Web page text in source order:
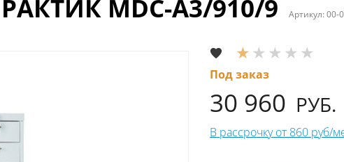
MDC-A3/910/9 Артикул:00-
Под заказ
30 960 РУБ.
В рассрочку от 860 руб/